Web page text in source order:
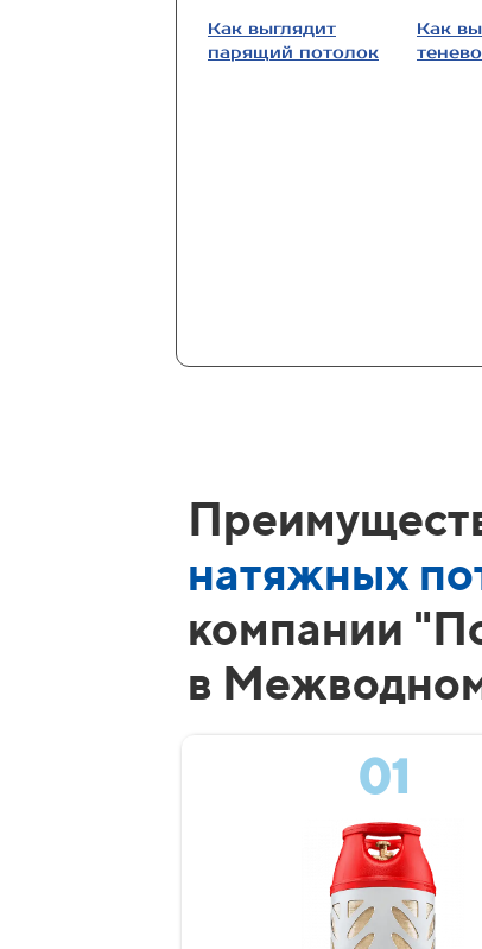
Как выглядит
парящий потолок
Как
натяжных
компании
в
01